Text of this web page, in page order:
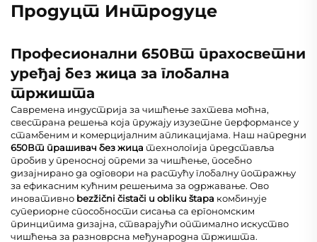
Продуцт Интродуце
Професионални 650Вт прахосветни
уређај без жица за глобална
тржишта
Савремена индустрија за чишћење захтева моћна,
свестрана решења која пружају изузетне перформансе у
стамбеним и комерцијалним апликацијама. Наш напредни
650Вт прашивач без жица технологија представља
пробив у преносној опреми за чишћење, посебно
дизајнирано да одговори на растућу глобалну потражњу
за ефикасним кућним решењима за одржавање. Ово
иновативно bezžični čistači u obliku štapa комбинује
супериорне способности сисања са ергономским
принципима дизајна, стварајући оптимално искуство
чишћења за разноврсна међународна тржишта.